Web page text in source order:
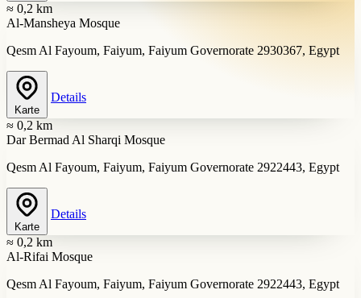
≈ 0,2 km
Al-Mansheya Mosque
Qesm Al Fayoum, Faiyum, Faiyum Governorate 2930367, Egypt
Karte
Details
≈ 0,2 km
Dar Bermad Al Sharqi Mosque
Qesm Al Fayoum, Faiyum, Faiyum Governorate 2922443, Egypt
Karte
Details
≈ 0,2 km
Al-Rifai Mosque
Qesm Al Fayoum, Faiyum, Faiyum Governorate 2922443, Egypt